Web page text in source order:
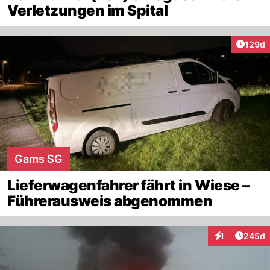
Verletzungen im Spital
129d
Gams SG
Lieferwagenfahrer fährt in Wiese –
Führerausweis abgenommen
1
Interaktionen
245d